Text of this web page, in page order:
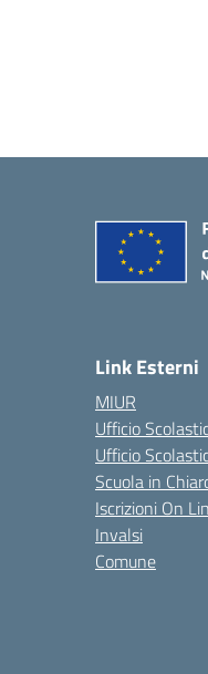
Link Esterni
MIUR
Ufficio
Ufficio
Scuola in
Iscrizioni On
Invalsi
Comune